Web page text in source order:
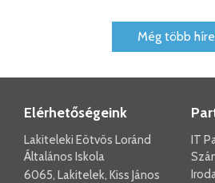
Még több
Elérhetőségeink
Lakiteleki Eötvös Loránd
Általános Iskola
6065, Lakitelek, Kiss János
IT